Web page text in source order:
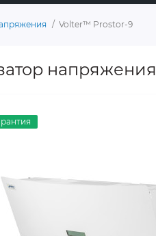
Volter™ Prostor-9